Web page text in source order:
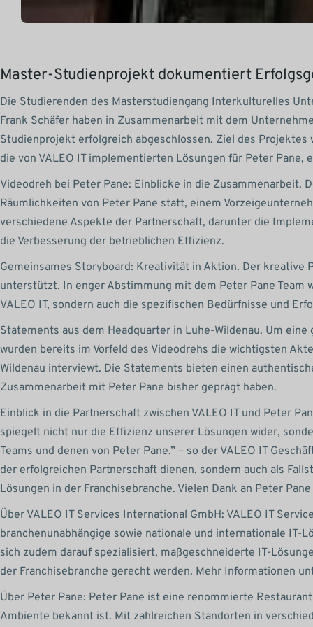
Master-Studienprojekt dokumentiert
Die Studierenden des Masterstudiengang Interkulturelles
Frank Schäfer haben in Zusammenarbeit mit dem
Studienprojekt erfolgreich abgeschlossen. Ziel des
die von VALEO IT implementierten Lösungen für Peter
Videodreh bei Peter Pane: Einblicke in die Zusammenarbeit.
Räumlichkeiten von Peter Pane statt, einem
verschiedene Aspekte der Partnerschaft, darunter die
die Verbesserung der betrieblichen Effizienz.
Gemeinsames Storyboard: Kreativität in Aktion. Der kreative
unterstützt. In enger Abstimmung mit dem Peter Pane
VALEO IT, sondern auch die spezifischen Bedürfnisse und
Statements aus dem Headquarter in Luhe-Wildenau. Um
wurden bereits im Vorfeld des Videodrehs die wichtigsten
Wildenau interviewt. Die Statements bieten einen
Zusammenarbeit mit Peter Pane bisher geprägt haben.
Einblick in die Partnerschaft zwischen VALEO IT und Peter
spiegelt nicht nur die Effizienz unserer Lösungen wider,
Teams und denen von Peter Pane.” – so der VALEO IT
der erfolgreichen Partnerschaft dienen, sondern auch als
Lösungen in der Franchisebranche. Vielen Dank an Peter
Über VALEO IT Services International GmbH: VALEO IT
branchenunabhängige sowie nationale und internationale IT-
sich zudem darauf spezialisiert, maßgeschneiderte IT-
der Franchisebranche gerecht werden. Mehr Informationen
Über Peter Pane: Peter Pane ist eine renommierte
Ambiente bekannt ist. Mit zahlreichen Standorten in